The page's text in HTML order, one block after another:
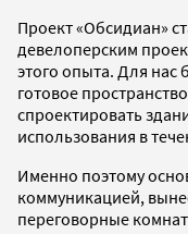
Проект «Обсидиан»
девелоперским
этого опыта. Для нас
готовое
спроектировать
использования в
Именно поэтому
коммуникацией,
переговорные